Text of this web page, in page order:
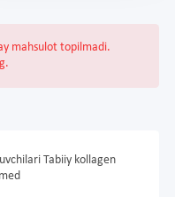
mahsulot topilmadi.
Tabiiy kollagen